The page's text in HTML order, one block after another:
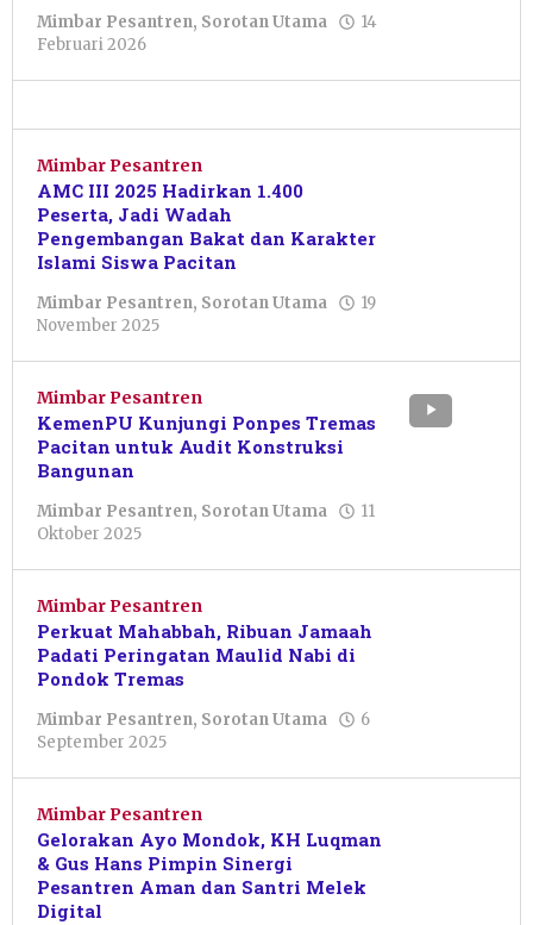
Mimbar Pesantren, Sorotan Utama
14
Februari 2026
Nurul
Mimbar Pesantren
AMC III 2025 Hadirkan 1.400
Peserta, Jadi Wadah
Pengembangan Bakat dan Karakter
Islami Siswa Pacitan
Mimbar Pesantren, Sorotan Utama
19
November 2025
Azizah
Mimbar Pesantren
KemenPU Kunjungi Ponpes Tremas
Pacitan untuk Audit Konstruksi
Bangunan
Mimbar Pesantren, Sorotan Utama
11
Oktober 2025
Mimbar Pesantren
Perkuat Mahabbah, Ribuan Jamaah
Padati Peringatan Maulid Nabi di
Pondok Tremas
Mimbar Pesantren, Sorotan Utama
6
September 2025
Mimbar Pesantren
Gelorakan Ayo Mondok, KH Luqman
& Gus Hans Pimpin Sinergi
Pesantren Aman dan Santri Melek
Digital